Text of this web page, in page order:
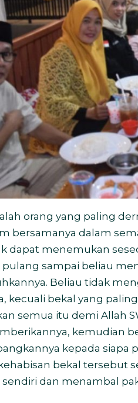
orang yang paling
bersamanya dalam
dapat menemukan
pulang sampai beliau
Beliau tidak
kecuali bekal yang
semua itu demi Allah
kemudian
kepada siapa
bekal tersebut
dan menambal